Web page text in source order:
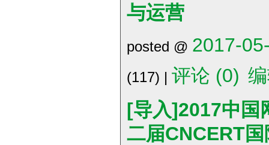
与运营
posted @ 2017-
(117) | 评论 (0)
[导入]2017中国
二届CNCERT